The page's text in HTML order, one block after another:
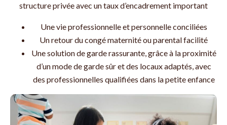
structure privée avec un taux d’encadrement important
Une vie professionnelle et personnelle conciliées
Un retour du congé maternité ou parental facilité
Une solution de garde rassurante, grâce à la proximité
d’un mode de garde sûr et des locaux adaptés, avec
des professionnelles qualifiées dans la petite enfance